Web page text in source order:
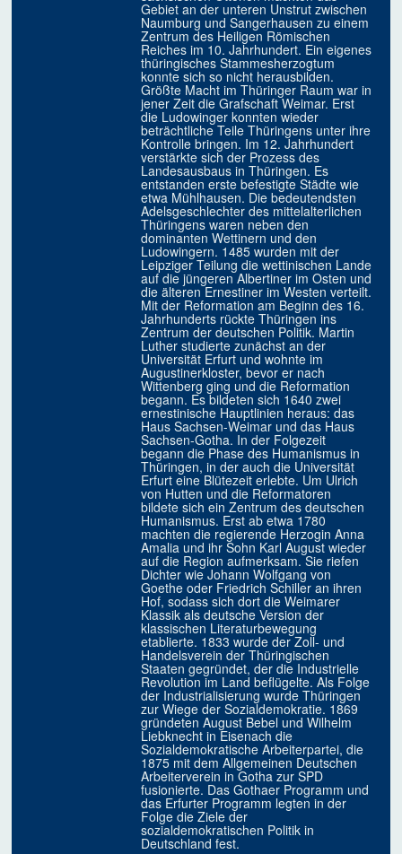
Gebiet an der unteren Unstrut zwischen
Naumburg und Sangerhausen zu einem
Zentrum des Heiligen Römischen
Reiches im 10. Jahrhundert. Ein eigenes
thüringisches Stammesherzogtum
konnte sich so nicht herausbilden.
Größte Macht im Thüringer Raum war in
jener Zeit die Grafschaft Weimar. Erst
die Ludowinger konnten wieder
beträchtliche Teile Thüringens unter ihre
Kontrolle bringen. Im 12. Jahrhundert
verstärkte sich der Prozess des
Landesausbaus in Thüringen. Es
entstanden erste befestigte Städte wie
etwa Mühlhausen. Die bedeutendsten
Adelsgeschlechter des mittelalterlichen
Thüringens waren neben den
dominanten Wettinern und den
Ludowingern. 1485 wurden mit der
Leipziger Teilung die wettinischen Lande
auf die jüngeren Albertiner im Osten und
die älteren Ernestiner im Westen verteilt.
Mit der Reformation am Beginn des 16.
Jahrhunderts rückte Thüringen ins
Zentrum der deutschen Politik. Martin
Luther studierte zunächst an der
Universität Erfurt und wohnte im
Augustinerkloster, bevor er nach
Wittenberg ging und die Reformation
begann. Es bildeten sich 1640 zwei
ernestinische Hauptlinien heraus: das
Haus Sachsen-Weimar und das Haus
Sachsen-Gotha. In der Folgezeit
begann die Phase des Humanismus in
Thüringen, in der auch die Universität
Erfurt eine Blütezeit erlebte. Um Ulrich
von Hutten und die Reformatoren
bildete sich ein Zentrum des deutschen
Humanismus. Erst ab etwa 1780
machten die regierende Herzogin Anna
Amalia und ihr Sohn Karl August wieder
auf die Region aufmerksam. Sie riefen
Dichter wie Johann Wolfgang von
Goethe oder Friedrich Schiller an ihren
Hof, sodass sich dort die Weimarer
Klassik als deutsche Version der
klassischen Literaturbewegung
etablierte. 1833 wurde der Zoll- und
Handelsverein der Thüringischen
Staaten gegründet, der die Industrielle
Revolution im Land beflügelte. Als Folge
der Industrialisierung wurde Thüringen
zur Wiege der Sozialdemokratie. 1869
gründeten August Bebel und Wilhelm
Liebknecht in Eisenach die
Sozialdemokratische Arbeiterpartei, die
1875 mit dem Allgemeinen Deutschen
Arbeiterverein in Gotha zur SPD
fusionierte. Das Gothaer Programm und
das Erfurter Programm legten in der
Folge die Ziele der
sozialdemokratischen Politik in
Deutschland fest.